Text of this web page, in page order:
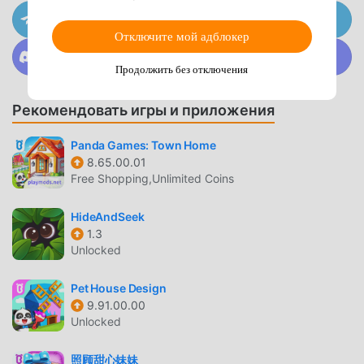
suitable for casual gamers and seasoned puzzle
enthusiasts.Thematic Puzzles: Delve into puzzles of
various themes and directions, keeping the gameplay
fresh and exciting.Challenging Levels: For those who enjoy
demanding levels.Rare Levels: Keep an eye out for elusive
levels that require dedicated hunting and puzzle-solving
skills. Start your journey in the world of Figgerits, where
trivia and puzzles converge into a challenging and
captivating experience. Engage your brain, expand your
today. In the grand landscape of games for free, Figgerits
is an exceptional contribution. Whether you're a seasoned
gamer or new to the world of gaming, it's a top free game
that provides a unique puzzle game experience. You'll be
able to enjoy free word search games, find games that
stimulate your mind, and partake in trivia games, all
Присоединяйтесь к @MODDROID.CO в сообществе
Discord
Рекомендовать игры и приложения
Panda Games: Town Home
8.65.00.01
Free Shopping,Unlimited Coins
HideAndSeek
1.3
Unlocked
Pet House Design
9.91.00.00
Unlocked
照顾甜心妹妹
Отключите мой адблокер
Продолжить без отключения